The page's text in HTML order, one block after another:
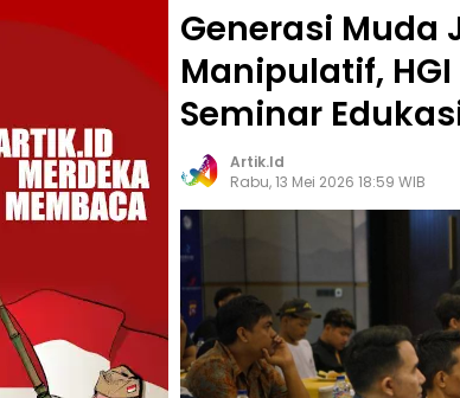
Generasi Muda
Manipulatif,
Seminar
Artik.id
Rabu, 13 Mei 2026 18:59 WIB